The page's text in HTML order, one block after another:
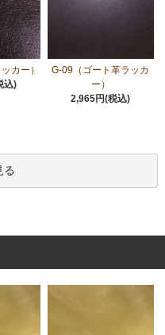
カー）
込)
G-09（ゴート革ラッカ
ー）
2,965円(税込)
る